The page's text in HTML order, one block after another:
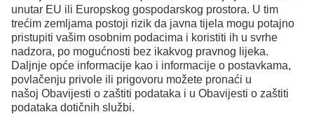
Facebook
Instagram